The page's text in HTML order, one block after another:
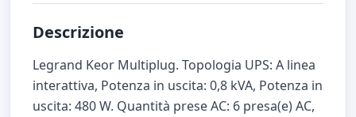
Descrizione
Legrand Keor Multiplug. Topologia UPS: A linea
interattiva, Potenza in uscita: 0,8 kVA, Potenza in
uscita: 480 W. Quantità prese AC: 6 presa(e) AC,